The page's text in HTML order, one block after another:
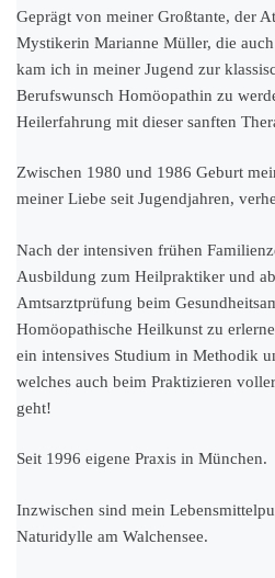
Geprägt von meiner Großtante, der
Mystikerin Marianne Müller, die
kam ich in meiner Jugend zur
Berufswunsch Homöopathin zu
Heilerfahrung mit dieser sanften
Zwischen 1980 und 1986 Geburt
meiner Liebe seit Jugendjahren,
Nach der intensiven frühen
Ausbildung zum Heilpraktiker und
Amtsarztprüfung beim
Homöopathische Heilkunst zu
ein intensives Studium in Methodik
welches auch beim Praktizieren
geht!
Seit 1996 eigene Praxis in München.
Inzwischen sind mein
Naturidylle am Walchensee.